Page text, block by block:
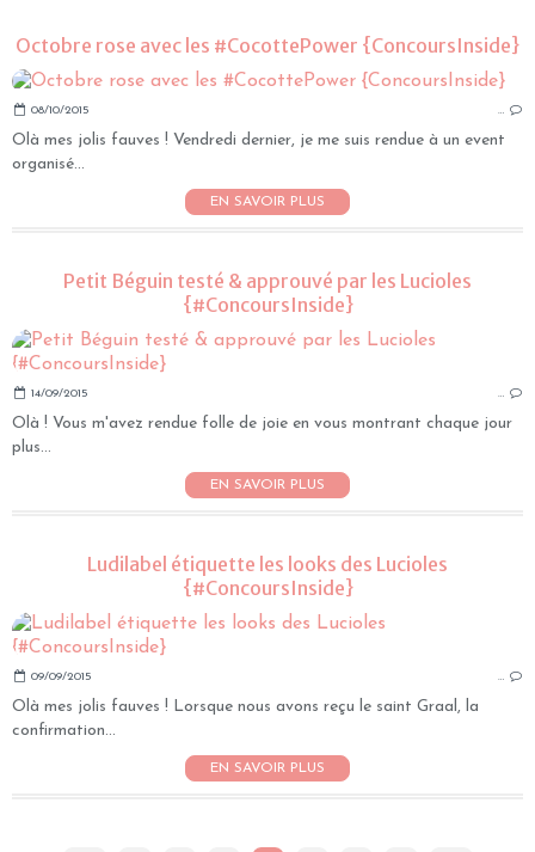
Octobre rose avec les #CocottePower {ConcoursInside}
08/10/2015 …
Olà mes jolis fauves ! Vendredi dernier, je me suis rendue à un event
organisé...
EN SAVOIR PLUS
Petit Béguin testé & approuvé par les Lucioles
{#ConcoursInside}
14/09/2015 …
Olà ! Vous m'avez rendue folle de joie en vous montrant chaque jour
plus...
EN SAVOIR PLUS
Ludilabel étiquette les looks des Lucioles
{#ConcoursInside}
09/09/2015 …
Olà mes jolis fauves ! Lorsque nous avons reçu le saint Graal, la
confirmation...
EN SAVOIR PLUS